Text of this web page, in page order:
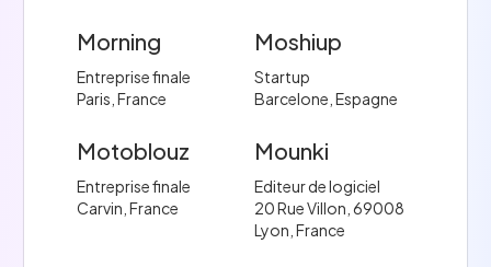
Morning
Entreprise finale
Paris, France
Moshiup
Startup
Barcelone, Espagne
Motoblouz
Entreprise finale
Carvin, France
Mounki
Editeur de logiciel
20 Rue Villon, 69008
Lyon, France